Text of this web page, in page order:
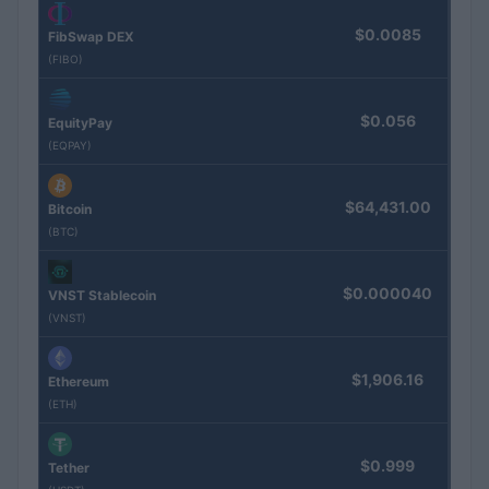
FibSwap DEX
(FIBO)
$0.0085
EquityPay
(EQPAY)
$0.056
Bitcoin
(BTC)
$64,431.00
VNST Stablecoin
(VNST)
$0.000040
Ethereum
(ETH)
$1,906.16
Tether $0.999